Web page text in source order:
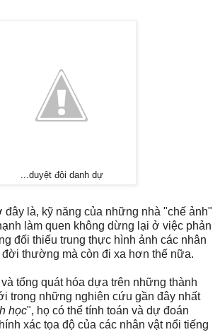
...duyệt đội danh dự
là, kỹ năng của những nhà "chế ảnh"
làm quen không dừng lại ở việc phản
đối thiếu trung thực hình ảnh các nhân
đời thường mà còn đi xa hơn thế nữa.
tổng quát hóa dựa trên những thành
trong những nghiên cứu gần đây nhất
học", họ có thể tính toán và dự đoán
xác tọa độ của các nhân vật nổi tiếng